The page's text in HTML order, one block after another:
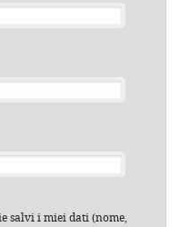
salvi i miei dati (nome,